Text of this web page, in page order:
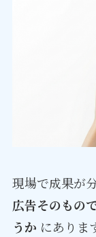
現場で成果が
広告そのもの
うか にありま